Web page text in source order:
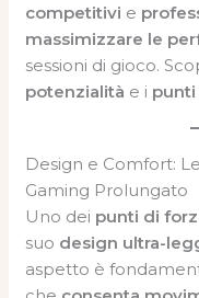
competitivi e
massimizzare le
sessioni di gioco.
potenzialità e i
Design e Comfort:
Gaming Prolungato
Uno dei punti di
suo design ultra-
aspetto è